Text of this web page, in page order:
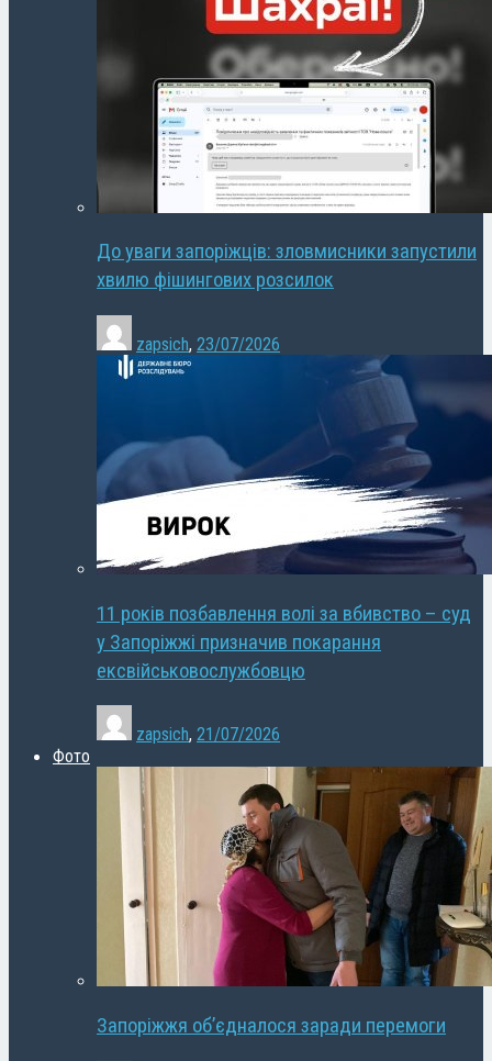
До уваги запоріжців: зловмисники запустили
хвилю фішингових розсилок
zapsich, 23/07/2026
11 років позбавлення волі за вбивство – суд
у Запоріжжі призначив покарання
ексвійськовослужбовцю
zapsich, 21/07/2026
Фото
Запоріжжя об’єдналося заради перемоги